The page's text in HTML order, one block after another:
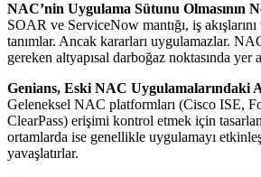
NAC’nin Uygulama Sütunu Olmasının
SOAR ve ServiceNow mantığı, iş akışlarını
tanımlar. Ancak kararları uygulamazlar.
gereken altyapısal darboğaz noktasında yer
Genians, Eski NAC Uygulamalarındaki
Geleneksel NAC platformları (Cisco ISE,
ClearPass) erişimi kontrol etmek için
ortamlarda ise genellikle uygulamayı
yavaşlatırlar.